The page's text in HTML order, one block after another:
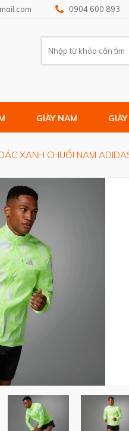
0904 600 893
GIÀY NAM
XANH CHUỐI NAM